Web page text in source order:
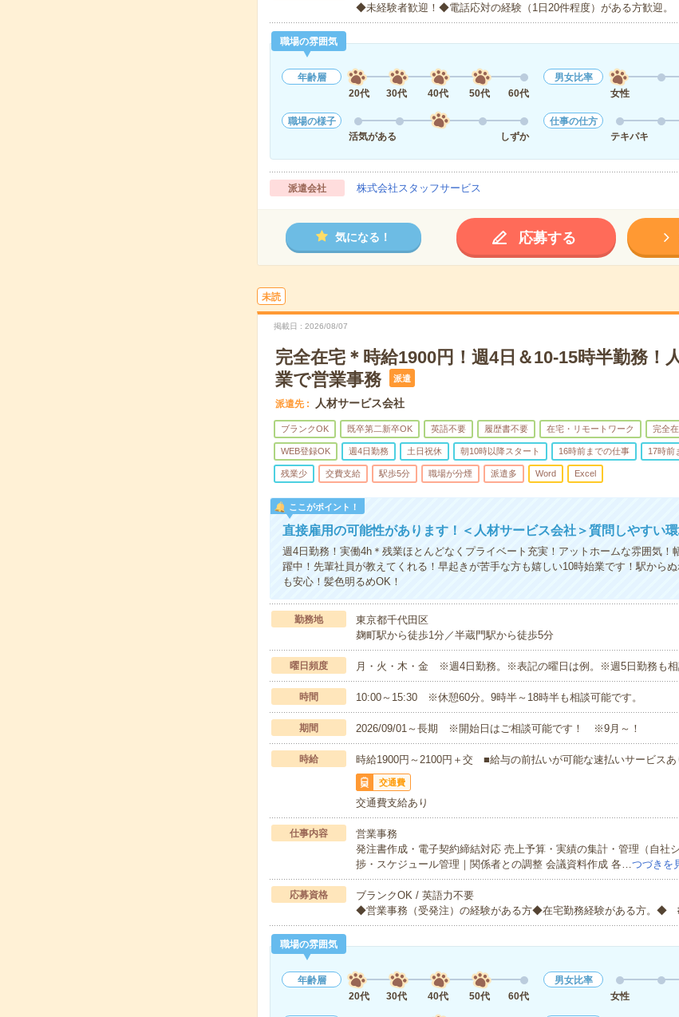
◆未経験者歓迎！◆電話応対の経験（1日20件程度）がある方歓迎
職場の雰囲気
年齢層
20代
30代 40代 50代 60代
男女比率
女性
職場の様子
活気がある
しずか
仕事の仕方
テキパキ
派遣会社 株式会社スタッフサービス
気になる！ 応募する
未読
掲載日 2026/08/07
完全在宅＊時給1900円！週4日＆10-15時半勤務！
業で営業事務
派遣
派遣先 人材サービス会社
ブランクOK 既卒第二新卒OK 英語不要 履歴書不要 在宅・リモートワーク 完全
WEB登録OK 週4日勤務 土日祝休 朝10時以降スタート 16時前までの仕事 17時前
残業少 交費支給 駅歩5分 職場が分煙 派遣多 Word Excel
ここがポイント！
直接雇用の可能性があります！＜人材サービス会社＞質問しやすい環
週4日勤務！実働4h＊残業ほとんどなくプライベート充実！アットホームな雰囲気！
躍中！先輩社員が教えてくれる！早起きが苦手な方も嬉しい10時始業です！駅から
も安心！髪色明るめOK！
勤務地
東京都千代田区
麹町駅から徒歩1分／半蔵門駅から徒歩5分
曜日頻度 月・火・木・金 ※週4日勤務。※表記の曜日は例。※週5日勤務も相
時間 10:00～15:30 ※休憩60分。9時半～18時半も相談可能です。
期間 2026/09/01～長期 ※開始日はご相談可能です！ ※9月～！
時給 時給1900円～2100円＋交 ■給与の前払いが可能な速払いサービスあ
交通費
交通費支給あり
仕事内容
営業事務
発注書作成・電子契約締結対応 売上予算・実績の集計・管理（自社
捗・スケジュール管理｜関係者との調整 会議資料作成 各…つづきを
応募資格
ブランクOK / 英語力不要
◆営業事務（受発注）の経験がある方◆在宅勤務経験がある方。◆
職場の雰囲気
年齢層
20代
30代 40代 50代 60代
男女比率
女性